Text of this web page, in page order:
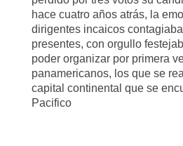
hace cuatro años atrás, la
dirigentes incaicos
presentes, con orgullo
poder organizar por primera
panamericanos, los que se
capital continental que se
Pacifico